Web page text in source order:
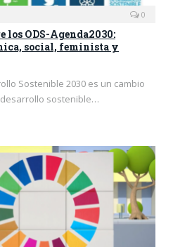
0
los ODS-Agenda2030:
social, feminista y
Sostenible 2030 es un cambio
sostenible…